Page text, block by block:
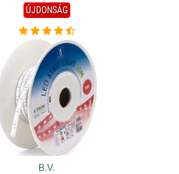
ÚJDONSÁG
B.V.